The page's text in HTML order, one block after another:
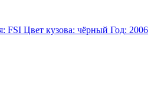
FSI Цвет кузова: чёрный Год: 2006